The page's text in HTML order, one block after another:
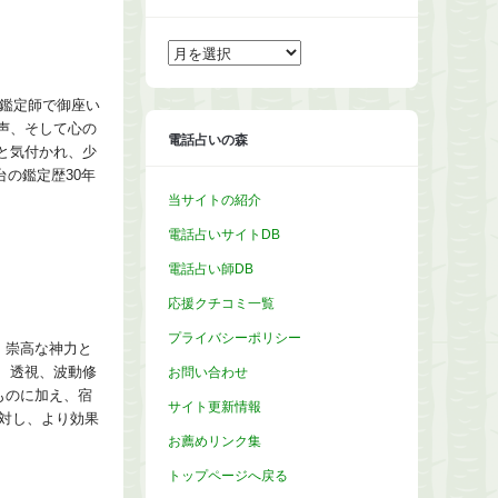
定師で御座い
、そして心の
気付かれ、少
の鑑定歴30年
高な神力と
透視、波動修
のに加え、宿
し、より効果
ア
ー
イ
電話占いの森
当サイトの紹介
電話占いサイトDB
電話占い師DB
応援クチコミ一覧
プライバシーポリシー
お問い合わせ
サイト更新情報
お薦めリンク集
トップページへ戻る